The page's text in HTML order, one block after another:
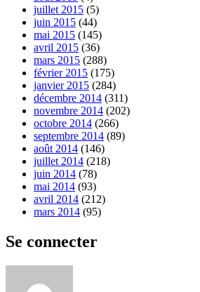
juillet 2015 (5)
juin 2015 (44)
mai 2015 (145)
avril 2015 (36)
mars 2015 (288)
février 2015 (175)
janvier 2015 (284)
décembre 2014 (311)
novembre 2014 (202)
octobre 2014 (266)
septembre 2014 (89)
août 2014 (146)
juillet 2014 (218)
juin 2014 (78)
mai 2014 (93)
avril 2014 (212)
mars 2014 (95)
Se connecter